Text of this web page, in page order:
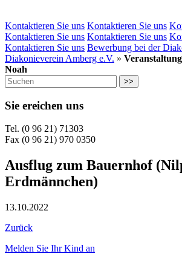
Kontaktieren Sie uns Kontaktieren Sie uns
Kontaktieren Sie uns Kontaktieren Sie uns
Kontaktieren Sie uns Bewerbung bei der
Diakonieverein Amberg e.V. »
Noah
>>
Sie ereichen uns
Tel. (0 96 21) 71303
Fax (0 96 21) 970 0350
Ausflug zum Bauernhof
Erdmännchen)
13.10.2022
Zurück
Melden Sie Ihr Kind an